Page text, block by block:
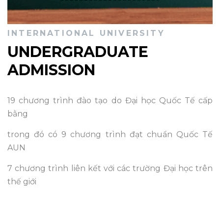
INTERNATIONAL UNIVERSITY
UNDERGRADUATE
ADMISSION
19 chương trình đào tạo do Đại học Quốc Tế cấp
bằng
trong đó có 9 chương trình đạt chuẩn Quốc Tế
AUN
7 chương trình liên kết với các trường Đại học trên
thế giới